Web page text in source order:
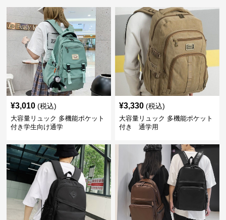
¥3,010 (税込)
大容量リュック 多機能ポケット
付き学生向け通学
¥3,330 (税込)
大容量リュック 多機能ポケット
付き 通学用